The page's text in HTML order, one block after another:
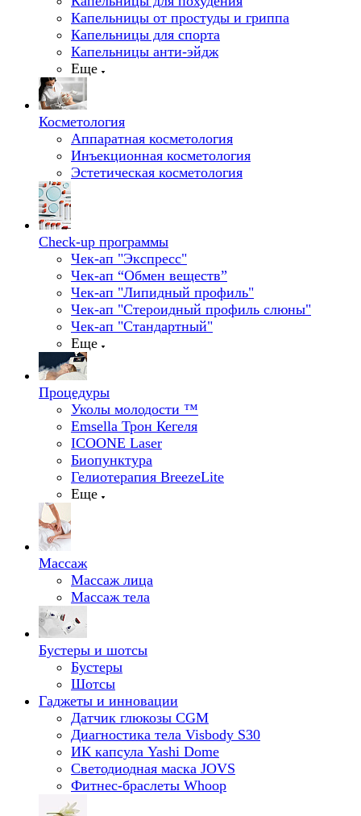
Капельницы от простуды и гриппа
Капельницы для спорта
Капельницы анти-эйдж
Еще
Косметология
Аппаратная косметология
Инъекционная косметология
Эстетическая косметология
Check-up программы
Чек-ап "Экспресс"
Чек-ап “Обмен веществ”
Чек-ап "Липидный профиль"
Чек-ап "Стероидный профиль слюны"
Чек-ап "Стандартный"
Еще
Процедуры
Уколы молодости ™
Emsella Трон Кегеля
ICOONE Laser
Биопунктура
Гелиотерапия BreezeLite
Еще
Массаж
Массаж лица
Массаж тела
Бустеры и шотсы
Бустеры
Шотсы
Гаджеты и инновации
Датчик глюкозы CGM
Диагностика тела Visbody S30
ИК капсула Yashi Dome
Светодиодная маска JOVS
Фитнес-браслеты Whoop